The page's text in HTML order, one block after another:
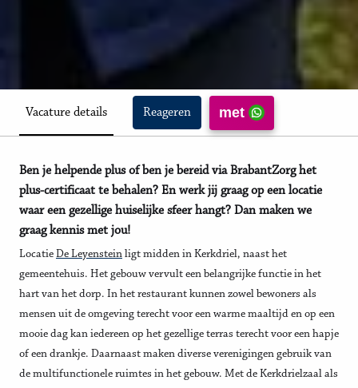
Vacature details Reageren met
Ben je helpende plus of ben je bereid via BrabantZorg het
plus-certificaat te behalen? En werk jij graag op een locatie
waar een gezellige huiselijke sfeer hangt? Dan maken we
graag kennis met jou!
Locatie De Leyenstein ligt midden in Kerkdriel, naast het
gemeentehuis. Het gebouw vervult een belangrijke functie in het
hart van het dorp. In het restaurant kunnen zowel bewoners als
mensen uit de omgeving terecht voor een warme maaltijd en op een
mooie dag kan iedereen op het gezellige terras terecht voor een hapje
of een drankje. Daarnaast maken diverse verenigingen gebruik van
de multifunctionele ruimtes in het gebouw. Met de Kerkdrielzaal als